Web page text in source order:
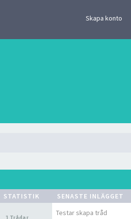
Skapa konto
STATISTIK SENASTE INLÄGGET
Testar skapa tråd